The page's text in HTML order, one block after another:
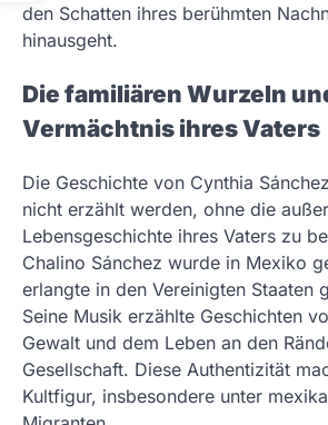
den Schatten ihres berühmten
hinausgeht.
Die familiären Wurzeln
Vermächtnis ihres Vaters
Die Geschichte von Cynthia
nicht erzählt werden, ohne die
Lebensgeschichte ihres Vaters zu
Chalino Sánchez wurde in Mexiko
erlangte in den Vereinigten Staaten
Seine Musik erzählte Geschichten
Gewalt und dem Leben an den
Gesellschaft. Diese Authentizität
Kultfigur, insbesondere unter